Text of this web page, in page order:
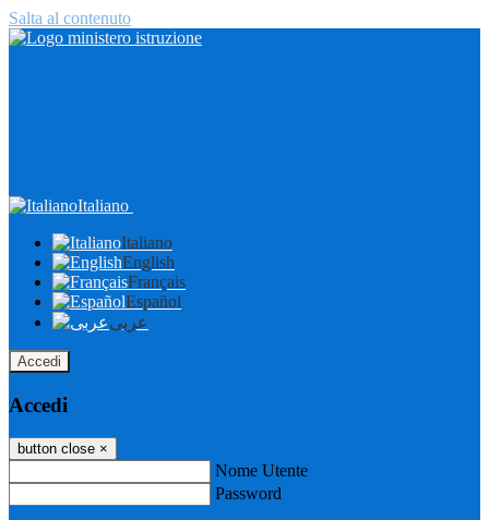
Salta al contenuto
Italiano
Italiano
English
Français
Español
عربى
Accedi
Accedi
button close ×
Nome Utente
Password